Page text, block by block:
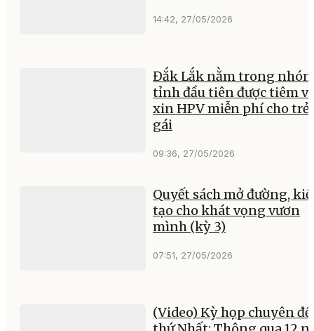
14:42, 27/05/2026
Đắk Lắk nằm trong
tỉnh đầu tiên được tiêm
xin HPV miễn phí cho trẻ
gái
09:36, 27/05/2026
Quyết sách mở đường,
tạo cho khát vọng vươn
mình (kỳ 3)
07:51, 27/05/2026
(Video) Kỳ họp chuyên